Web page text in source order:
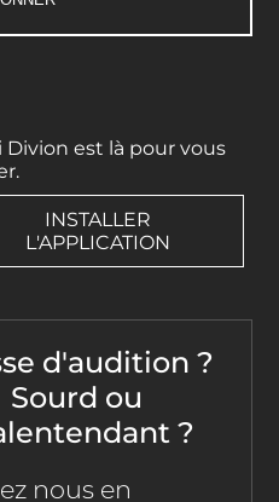
Divion est là pour vous
INSTALLER
L'APPLICATION
d'audition ?
Sourd ou
?
nous en